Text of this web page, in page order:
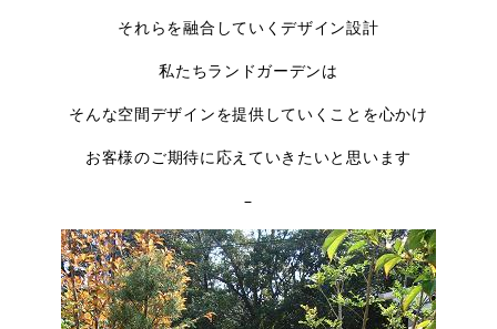
それらを融合していくデザイン設計
私たちランドガーデンは
そんな空間デザインを提供していくことを心かけ
お客様のご期待に応えていきたいと思います
–